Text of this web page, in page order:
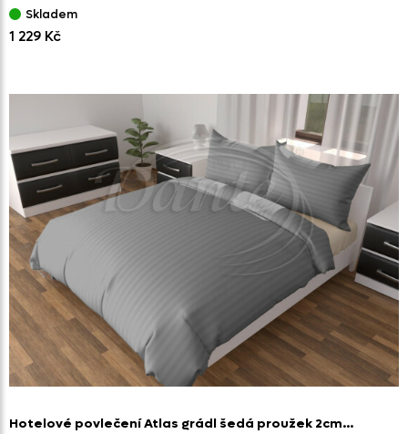
Skladem
1 229 Kč
Hotelové povlečení Atlas grádl šedá proužek 2cm…